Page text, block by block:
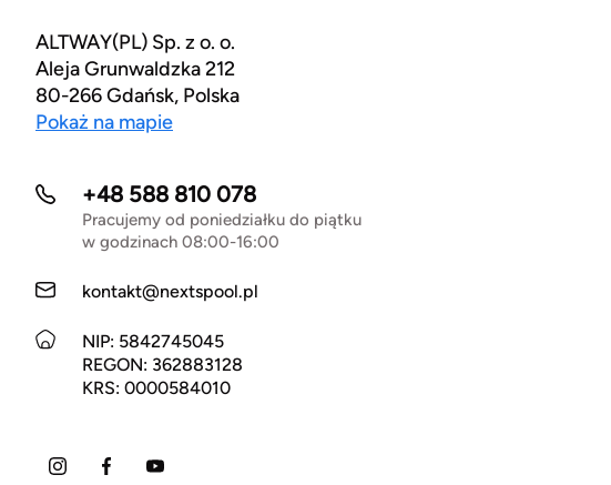
ALTWAY(PL) Sp. z o. o.
Aleja Grunwaldzka 212
80-266 Gdańsk, Polska
Pokaż na mapie
+48 588 810 078
Pracujemy od poniedziałku do piątku
w godzinach 08:00-16:00
kontakt@nextspool.pl
NIP: 5842745045
REGON: 362883128
KRS: 0000584010